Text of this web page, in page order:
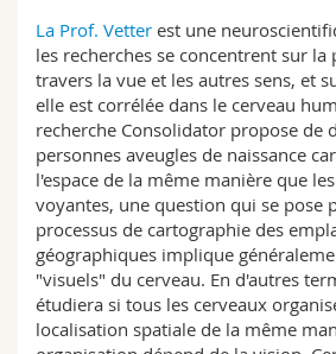
La Prof. Vetter est une
les recherches se concentrent sur la
travers la vue et les autres sens, et
elle est corrélée dans le cerveau
recherche Consolidator propose de
personnes aveugles de naissance
l'espace de la même manière que
voyantes, une question qui se pose
processus de cartographie des
géographiques implique
"visuels" du cerveau. En d'autres
étudiera si tous les cerveaux
localisation spatiale de la même